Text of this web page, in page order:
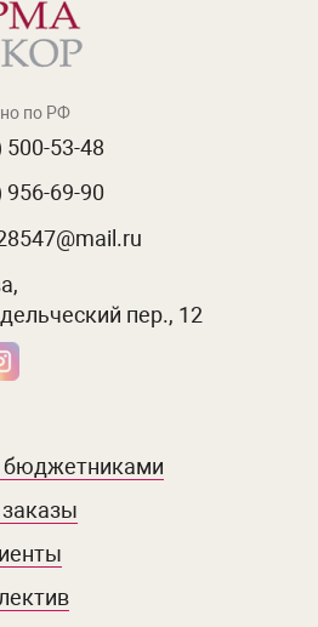
по РФ
500-53-48
956-69-90
пер., 12
бюджетниками